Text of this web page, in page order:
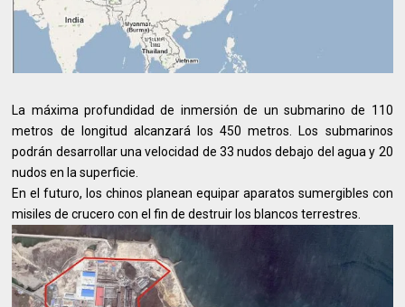
La máxima profundidad de inmersión de un submarino de 110
metros de longitud alcanzará los 450 metros. Los submarinos
podrán desarrollar una velocidad de 33 nudos debajo del agua y 20
nudos en la superficie.
En el futuro, los chinos planean equipar aparatos sumergibles con
misiles de crucero con el fin de destruir los blancos terrestres.